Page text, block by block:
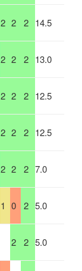
2 2 2 14.5
2 2 2 13.0
2 2 2 12.5
2 2 2 12.5
2 2 2 7.0
1 0 2 5.0
2 2 5.0